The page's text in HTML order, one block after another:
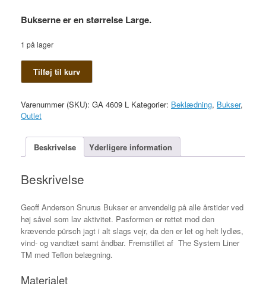
Bukserne er en størrelse Large.
1 på lager
Geoff
Anderson
Bukser
antal
Tilføj til kurv
Varenummer (SKU): GA 4609 L Kategorier: Beklædning, Bukser,
Outlet
Beskrivelse Yderligere information
Beskrivelse
Geoff Anderson Snurus Bukser er anvendelig på alle årstider ved
høj såvel som lav aktivitet. Pasformen er rettet mod den
krævende pürsch jagt i alt slags vejr, da den er let og helt lydløs,
vind- og vandtæt samt åndbar. Fremstillet af The System Liner
TM med Teflon belægning.
Materialet